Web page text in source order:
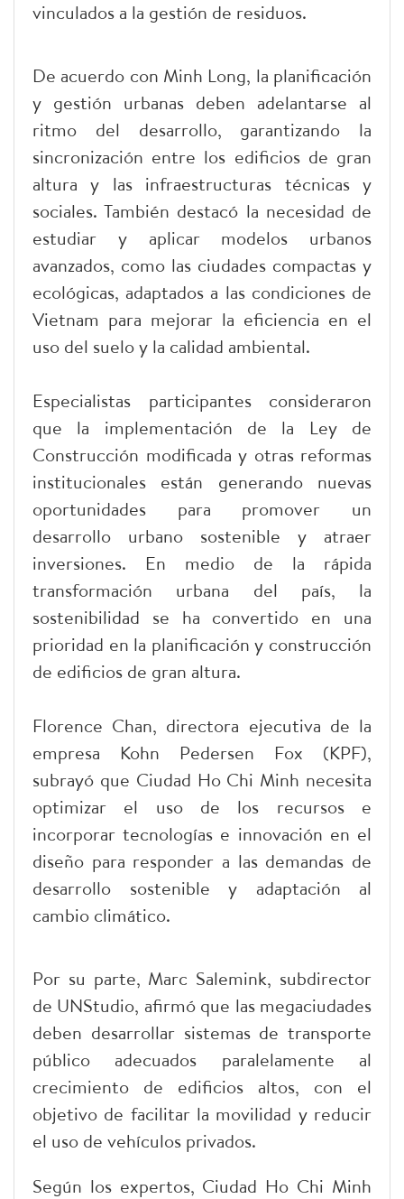
vinculados a la gestión de residuos.
De acuerdo con Minh Long, la planificación
y gestión urbanas deben adelantarse al
ritmo del desarrollo, garantizando la
sincronización entre los edificios de gran
altura y las infraestructuras técnicas y
sociales. También destacó la necesidad de
estudiar y aplicar modelos urbanos
avanzados, como las ciudades compactas y
ecológicas, adaptados a las condiciones de
Vietnam para mejorar la eficiencia en el
uso del suelo y la calidad ambiental.
Especialistas participantes consideraron
que la implementación de la Ley de
Construcción modificada y otras reformas
institucionales están generando nuevas
oportunidades para promover un
desarrollo urbano sostenible y atraer
inversiones. En medio de la rápida
transformación urbana del país, la
sostenibilidad se ha convertido en una
prioridad en la planificación y construcción
de edificios de gran altura.
Florence Chan, directora ejecutiva de la
empresa Kohn Pedersen Fox (KPF),
subrayó que Ciudad Ho Chi Minh necesita
optimizar el uso de los recursos e
incorporar tecnologías e innovación en el
diseño para responder a las demandas de
desarrollo sostenible y adaptación al
cambio climático.
Por su parte, Marc Salemink, subdirector
de UNStudio, afirmó que las megaciudades
deben desarrollar sistemas de transporte
público adecuados paralelamente al
crecimiento de edificios altos, con el
objetivo de facilitar la movilidad y reducir
el uso de vehículos privados.
Según los expertos, Ciudad Ho Chi Minh